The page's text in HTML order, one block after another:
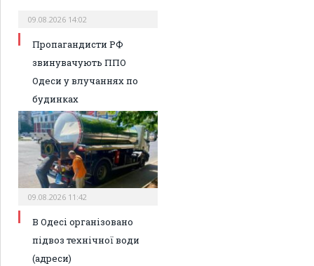
09.08.2026 14:02
Пропагандисти РФ
звинувачують ППО
Одеси у влучаннях по
будинках
09.08.2026 11:42
В Одесі організовано
підвоз технічної води
(адреси)